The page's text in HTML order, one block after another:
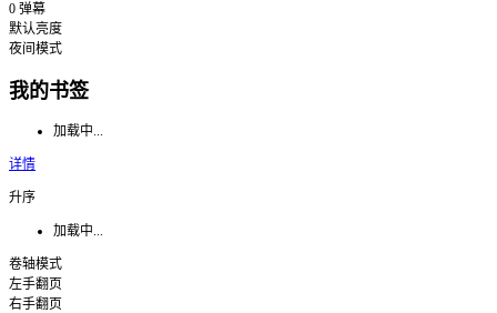
0 弹幕
默认亮度
夜间模式
我的书签
加载中...
详情
升序
加载中...
卷轴模式
左手翻页
右手翻页